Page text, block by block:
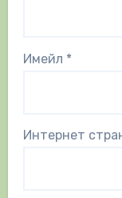
Имейл *
Интернет